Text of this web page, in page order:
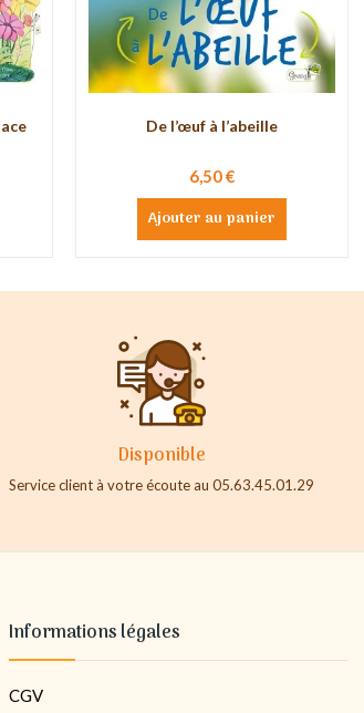
De l’œuf à l’abeille
6,50 €
Ajouter au panier
Disponible
Service client à votre écoute au 05.63.45.01.29
Informations légales
CGV